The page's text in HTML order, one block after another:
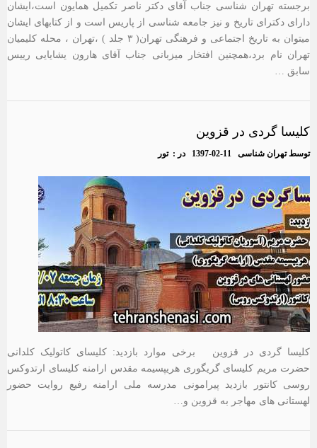
برجسته تهران شناسی جناب آقای دکتر ناصر تکمیل همایون است،ایشان
دارای دکترای تاریخ و نیز جامعه شناسی از پاریس است و از کتابهای ایشان
میتوان به تاریخ اجتماعی و فرهنگی تهران( ۳ جلد ) ،تهران ، محله کلیمیان
تهران نام برد،همچنین افتخار میزبانی جناب آقای هارون یشایایی رییس
سابق …
کلیسا گردی در قزوین
توسطتهران شناسی 1397-02-11 در :تور
کلیسا گردی در قزوین برخی موارد بازدید: کلیسای کاتولیک کلدانی
حضرت مریم کلیسای گریگوری هریپسیمه مقدس ارامنه کلیسای ارتدوکس
روسی کانتور بازدید پیرامونی مدرسه ملی ارامنه رفیع روایت حضور
لهستانی های مهاجر به قزوین و…